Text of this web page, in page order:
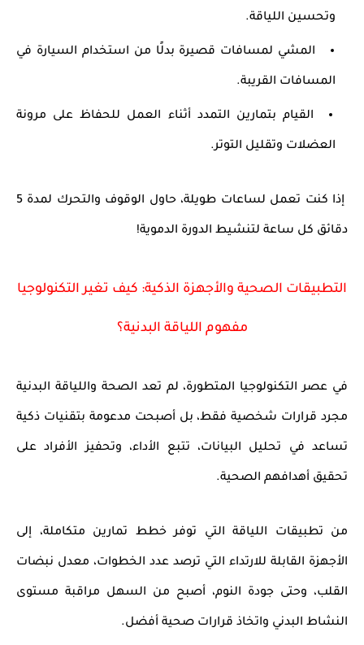
وتحسين اللياقة.
المشي لمسافات قصيرة بدلًا من استخدام السيارة في
المسافات القريبة.
القيام بتمارين التمدد أثناء العمل للحفاظ على مرونة
العضلات وتقليل التوتر.
إذا كنت تعمل لساعات طويلة، حاول الوقوف والتحرك لمدة 5
دقائق كل ساعة لتنشيط الدورة الدموية!
التطبيقات الصحية والأجهزة الذكية: كيف تغير التكنولوجيا
مفهوم اللياقة البدنية؟
في عصر التكنولوجيا المتطورة، لم تعد الصحة واللياقة البدنية
مجرد قرارات شخصية فقط، بل أصبحت مدعومة بتقنيات ذكية
تساعد في تحليل البيانات، تتبع الأداء، وتحفيز الأفراد على
تحقيق أهدافهم الصحية.
من تطبيقات اللياقة التي توفر خطط تمارين متكاملة، إلى
الأجهزة القابلة للارتداء التي ترصد عدد الخطوات، معدل نبضات
القلب، وحتى جودة النوم، أصبح من السهل مراقبة مستوى
النشاط البدني واتخاذ قرارات صحية أفضل.